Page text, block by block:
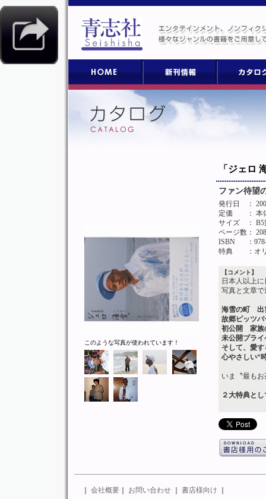
このような写真が使われています！
「ジェロ
ファン待望
発行日
：
定価
：
サイズ
：
ページ数：
ISBN
：
特典
：オ
【コメント】
日本人以上
写真と文章
海雪の町 出
故郷ピッツ
初公開 家族
未公開プラ
そして、愛
心やさしい“
いま〝最も
２大特典と
会社概要 お問い合わせ 書店様向け